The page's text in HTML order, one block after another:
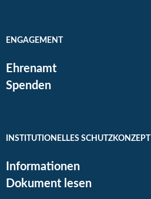
ENGAGEMENT
Ehrenamt
Spenden
INSTITUTIONELLES SCHUTZKONZEPT
Informationen
Dokument lesen